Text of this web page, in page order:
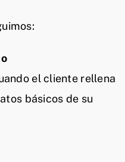
el cliente rellena
básicos de su